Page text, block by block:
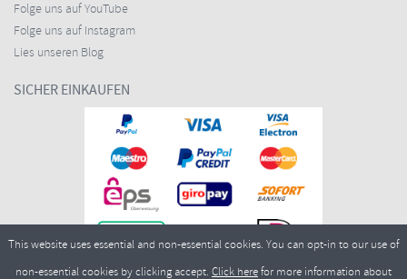
Folge uns auf YouTube
Folge uns auf Instagram
Lies unseren Blog
SICHER EINKAUFEN
This website uses essential and non-essential cookies. You can opt-in to our use of
non-essential cookies by clicking accept. Click herefor more information about